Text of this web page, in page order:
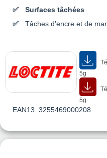
Surfaces tâchées
Tâches d'encre et de
5g
5g
EAN13: 3255469000208